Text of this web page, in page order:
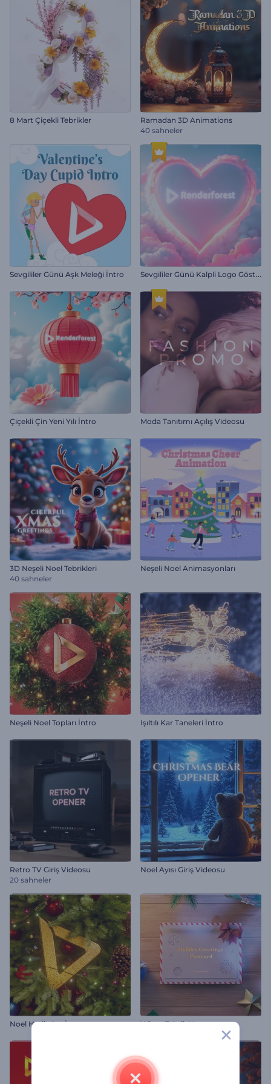
8 Mart Çiçekli Tebrikler
Ramadan 3D Animations
40 sahneler
Sevgililer Günü Aşk Meleği İntro S
evgililer Günü Kalpli Logo Gösterimi
Çiçekli Çin Yeni Yılı İntro Moda Tanıtımı Açılış Videosu
3D Neşeli Noel Tebrikleri
40 sahneler
Neşeli Noel Animasyonları
Neşeli Noel Topları İntro Işıltılı Kar Taneleri İntro
Retro TV Giriş Videosu
20 sahneler
Noel Ayısı Giriş Videosu
Noel Harikaları İntro Yılbaşı Tebrik Kartı